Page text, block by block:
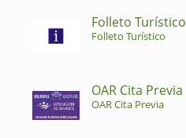
Folleto Turístico
Folleto Turístico
OAR Cita Previa
OAR Cita Previa